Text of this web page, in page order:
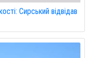
Сирський відвідав